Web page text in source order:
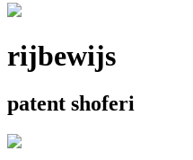
rijbewijs
patent shoferi